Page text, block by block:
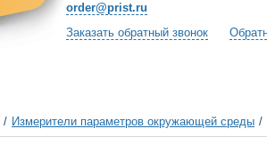
order@prist.ru
Заказать обратный звонок
/ Измерители параметров окружающей среды /